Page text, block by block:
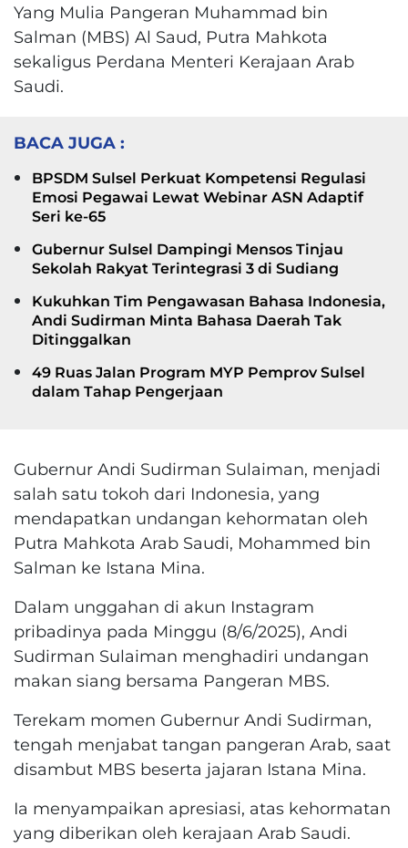
Yang Mulia Pangeran Muhammad bin
Salman (MBS) Al Saud, Putra Mahkota
sekaligus Perdana Menteri Kerajaan Arab
Saudi.
BACA JUGA :
BPSDM Sulsel Perkuat Kompetensi Regulasi
Emosi Pegawai Lewat Webinar ASN Adaptif
Seri ke-65
Gubernur Sulsel Dampingi Mensos Tinjau
Sekolah Rakyat Terintegrasi 3 di Sudiang
Kukuhkan Tim Pengawasan Bahasa Indonesia,
Andi Sudirman Minta Bahasa Daerah Tak
Ditinggalkan
49 Ruas Jalan Program MYP Pemprov Sulsel
dalam Tahap Pengerjaan
Gubernur Andi Sudirman Sulaiman, menjadi
salah satu tokoh dari Indonesia, yang
mendapatkan undangan kehormatan oleh
Putra Mahkota Arab Saudi, Mohammed bin
Salman ke Istana Mina.
Dalam unggahan di akun Instagram
pribadinya pada Minggu (8/6/2025), Andi
Sudirman Sulaiman menghadiri undangan
makan siang bersama Pangeran MBS.
Terekam momen Gubernur Andi Sudirman,
tengah menjabat tangan pangeran Arab, saat
disambut MBS beserta jajaran Istana Mina.
Ia menyampaikan apresiasi, atas kehormatan
yang diberikan oleh kerajaan Arab Saudi.